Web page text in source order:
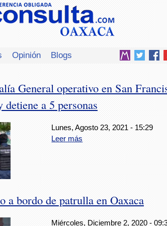
Opinión Blogs
General operativo en San
a 5 personas
Lunes, Agosto 23, 2021 - 15:29
Leer más
a bordo de patrulla en Oaxaca
Miércoles, Diciembre 2, 2020 -